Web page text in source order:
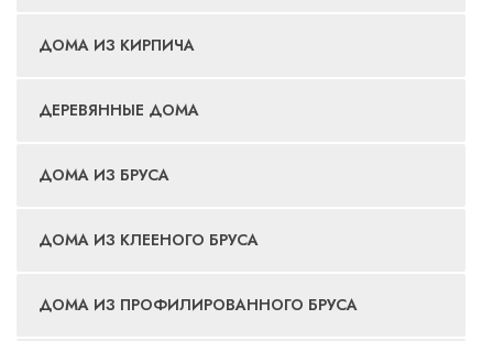
ДОМА ИЗ КИРПИЧА
ДЕРЕВЯННЫЕ ДОМА
ДОМА ИЗ БРУСА
ДОМА ИЗ КЛЕЕНОГО БРУСА
ДОМА ИЗ ПРОФИЛИРОВАННОГО БРУСА